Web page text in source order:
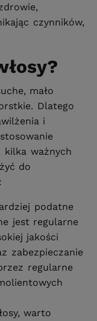
czynników,
mało
Dlatego
i
kilka ważnych
do
podatne
jest regularne
jakości
zabezpieczanie
regularne
warto